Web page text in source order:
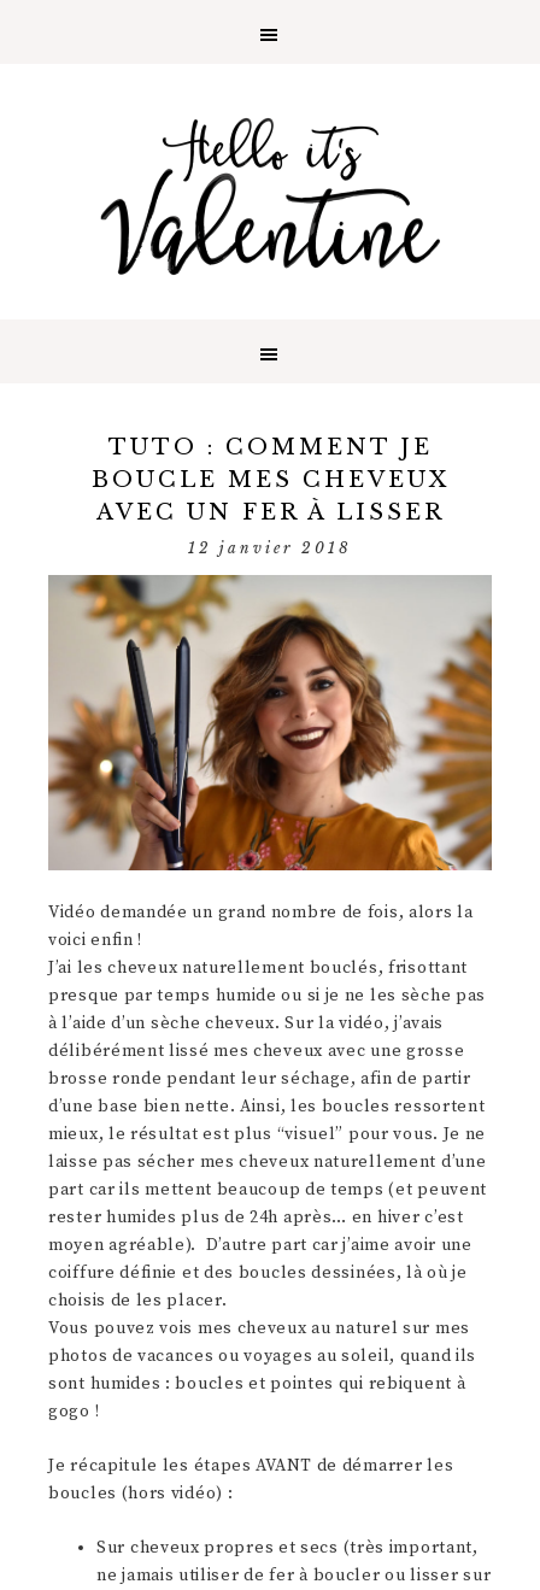
TUTO : COMMENT JE
BOUCLE MES CHEVEUX
AVEC UN FER À LISSER
12 janvier 2018
Vidéo demandée un grand nombre de fois, alors la
voici enfin !
J’ai les cheveux naturellement bouclés, frisottant
presque par temps humide ou si je ne les sèche pas
à l’aide d’un sèche cheveux. Sur la vidéo, j’avais
délibérément lissé mes cheveux avec une grosse
brosse ronde pendant leur séchage, afin de partir
d’une base bien nette. Ainsi, les boucles ressortent
mieux, le résultat est plus “visuel” pour vous. Je ne
laisse pas sécher mes cheveux naturellement d’une
part car ils mettent beaucoup de temps (et peuvent
rester humides plus de 24h après… en hiver c’est
moyen agréable). D’autre part car j’aime avoir une
coiffure définie et des boucles dessinées, là où je
choisis de les placer.
Vous pouvez vois mes cheveux au naturel sur mes
photos de vacances ou voyages au soleil, quand ils
sont humides : boucles et pointes qui rebiquent à
gogo !
Je récapitule les étapes AVANT de démarrer les
boucles (hors vidéo) :
Sur cheveux propres et secs (très important,
ne jamais utiliser de fer à boucler ou lisser sur